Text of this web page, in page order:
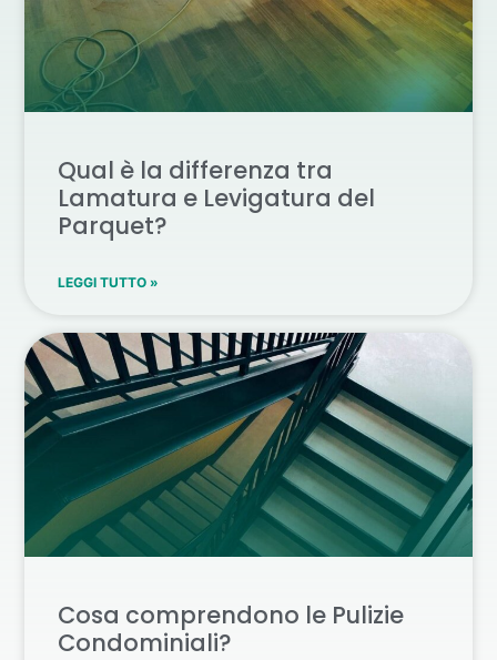
Qual è la differenza tra
Lamatura e Levigatura del
Parquet?
LEGGI TUTTO »
Cosa comprendono le Pulizie
Condominiali?